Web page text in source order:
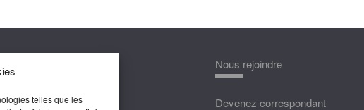
telles que les
Agora Médias
Nous rejoindre
Devenez correspondant